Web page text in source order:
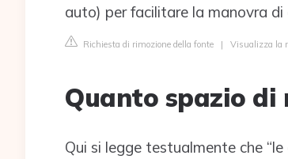
auto) per facilitare la manovra di
Richiesta di rimozione della fonte | Visualizza la
Quanto spazio di
Qui si legge testualmente che